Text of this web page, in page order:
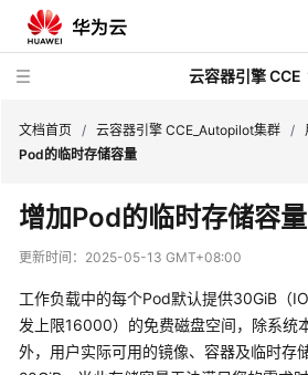
云容器引擎 CCE
最
动
态
文档首页 / 云容器引擎 CCE_Autopilot集群 /
Pod的临时存储容量
增加Pod的临时存储容量
更新时间： 2025-05-13 GMT+08:00
工作负载中的每个Pod默认提供30GiB（
发上限16000）的免费磁盘空间，除系统
外，用户实际可用的镜像、容器及临时存